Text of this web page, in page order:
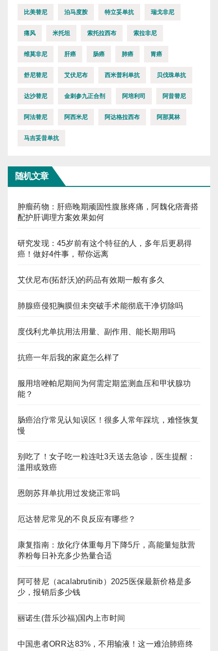
比美替尼 泊马度胺 特立妥单抗 瑞戈非尼
痛风 米托坦 索托拉西布 索拉非尼
维莫非尼 肝癌 肠癌 肺癌 胃癌
舒尼替尼 艾伏尼布 西米普利单抗 贝伐珠单抗
达沙替尼 金刺参九正合剂 阿培利司 阿昔替尼
阿法替尼 阿西米尼 阿达格拉西布 阿那莫林
马吉妥昔单抗
随机文章
肿瘤药物：肝癌晚期顽固性腹胀疼痛，阿魏化痞膏搭
配护肝调理方案效果如何
研究发现：45岁前有这个特征的人，多年后更易得
癌！做好4件事，帮你远离
艾伏尼布(拓舒沃)的药品有效期一般有多久
肺腺癌侵犯胸膜但未突破手术能彻底干净切除吗
度伐利尤单抗用法用量、副作用、能长期用吗
抗癌一年后我的家庭怎么样了
服用培唑帕尼期间为何需定期监测血压和甲状腺功
能？
肠癌治疗常见认知误区！很多人常年踩坑，难怪恢复
慢
别吃了！女子吃一粒连吐3天送去急诊，医生提醒：
滥用或致癌
恩朗苏拜单抗用过发烧正常吗
厄达替尼常见的不良反应有哪些？
康复指南：放化疗体重每月下降5斤，高能量短肽营
养粉每日补充多少热量合适
阿可替尼（acalabrutinib）2025医保最新价格是多
少，报销后多少钱
丽诺生(普乐沙福)国内上市时间
中国患者ORR达83%，不用输液！这一难治肺癌终